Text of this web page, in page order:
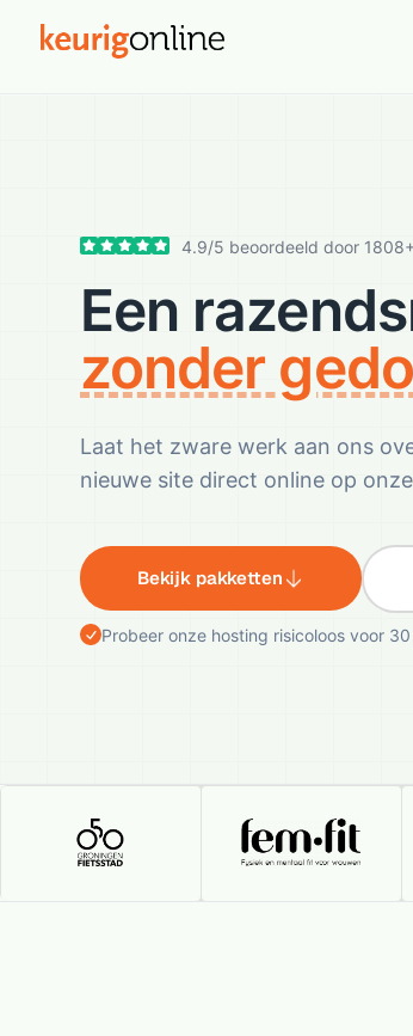
4.9/5 beoordeeld door 1808
Een
zonder
Laat het zware werk aan ons
nieuwe site direct online op
Bekijk pakketten
Probeer onze hosting risicoloos voor